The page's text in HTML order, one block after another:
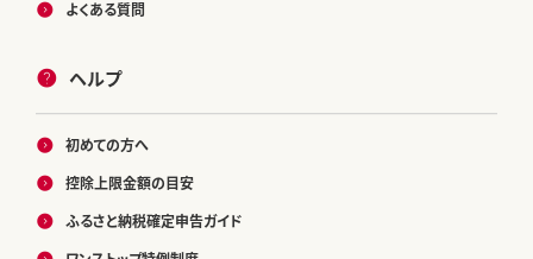
よくある質問
ヘルプ
初めての方へ
控除上限金額の目安
ふるさと納税確定申告ガイド